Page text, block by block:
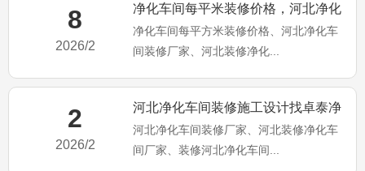
8
2026/2
净化车间每平米装修价格，河北净化
车间装修施工厂家为你分享
净化车间每平方米装修价格、河北净化车
间装修厂家、河北装修净化...
2
2026/2
河北净化车间装修施工设计找卓泰净
化工程公司（卓泰净化简介）
河北净化车间装修厂家、河北装修净化车
间厂家、装修河北净化车间...